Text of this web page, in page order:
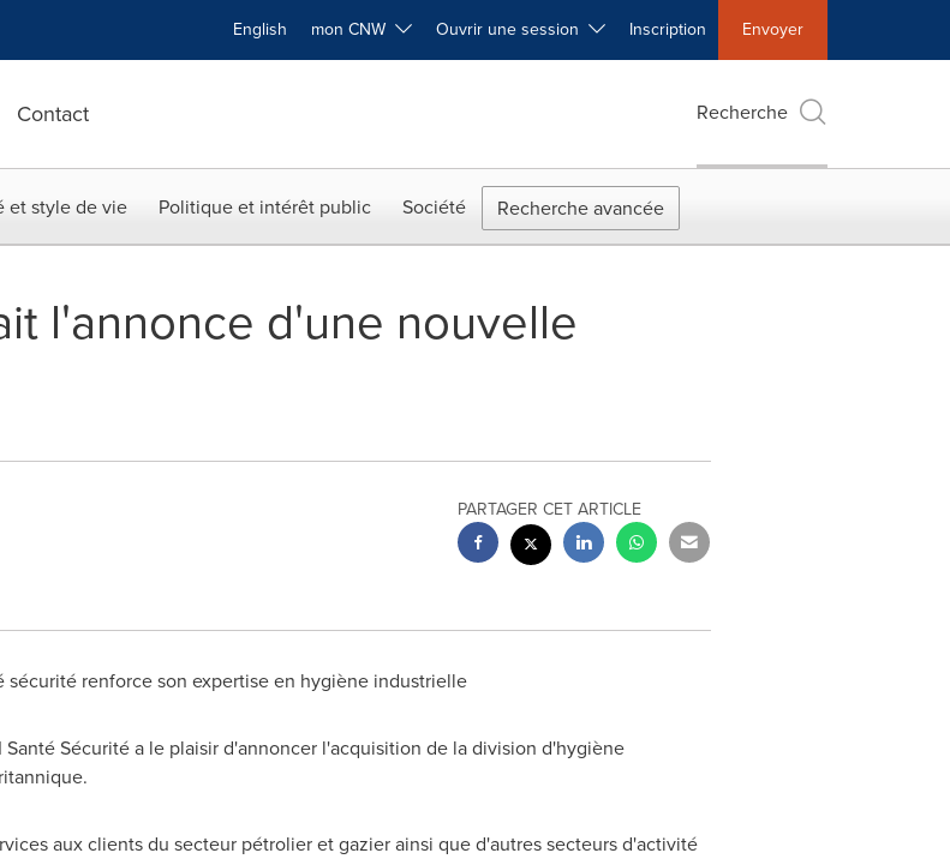
English mon CNW Ouvrir une session Inscription Envoyer
Contact Recherche
et style de vie Politique et intérêt public Société Recherche avancée
l'annonce d'une nouvelle
PARTAGER CET ARTICLE
sécurité renforce son expertise en hygiène industrielle
Santé Sécurité a le plaisir d'annoncer l'acquisition de la division d'hygiène
aux clients du secteur pétrolier et gazier ainsi que d'autres secteurs d'activité